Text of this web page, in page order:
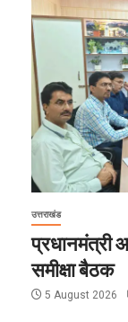
उत्तराखंड
प्रधानमंत्री
समीक्षा बैठक
5 August 2026